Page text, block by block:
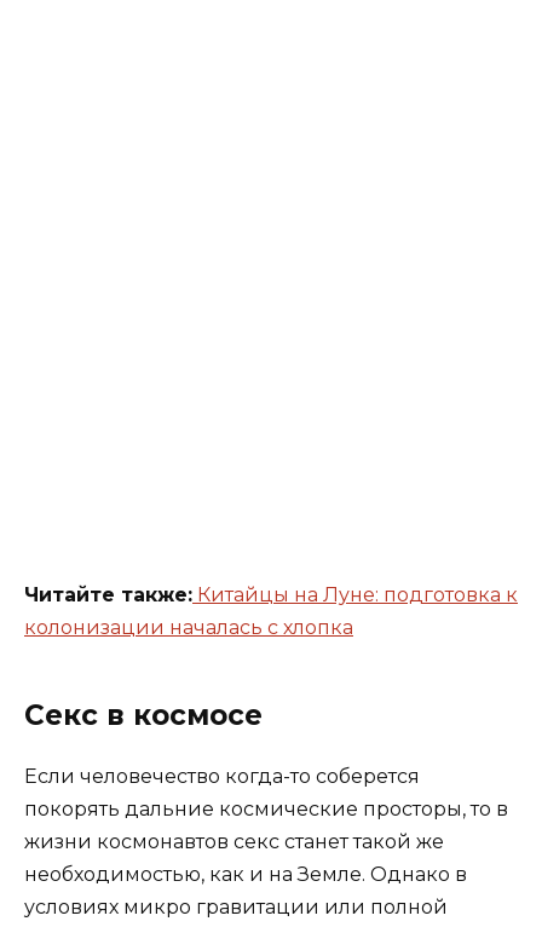
Читайте также: Китайцы на Луне: подготовка к
колонизации началась с хлопка
Секс в космосе
Если человечество когда-то соберется
покорять дальние космические просторы, то в
жизни космонавтов секс станет такой же
необходимостью, как и на Земле. Однако в
условиях микро гравитации или полной